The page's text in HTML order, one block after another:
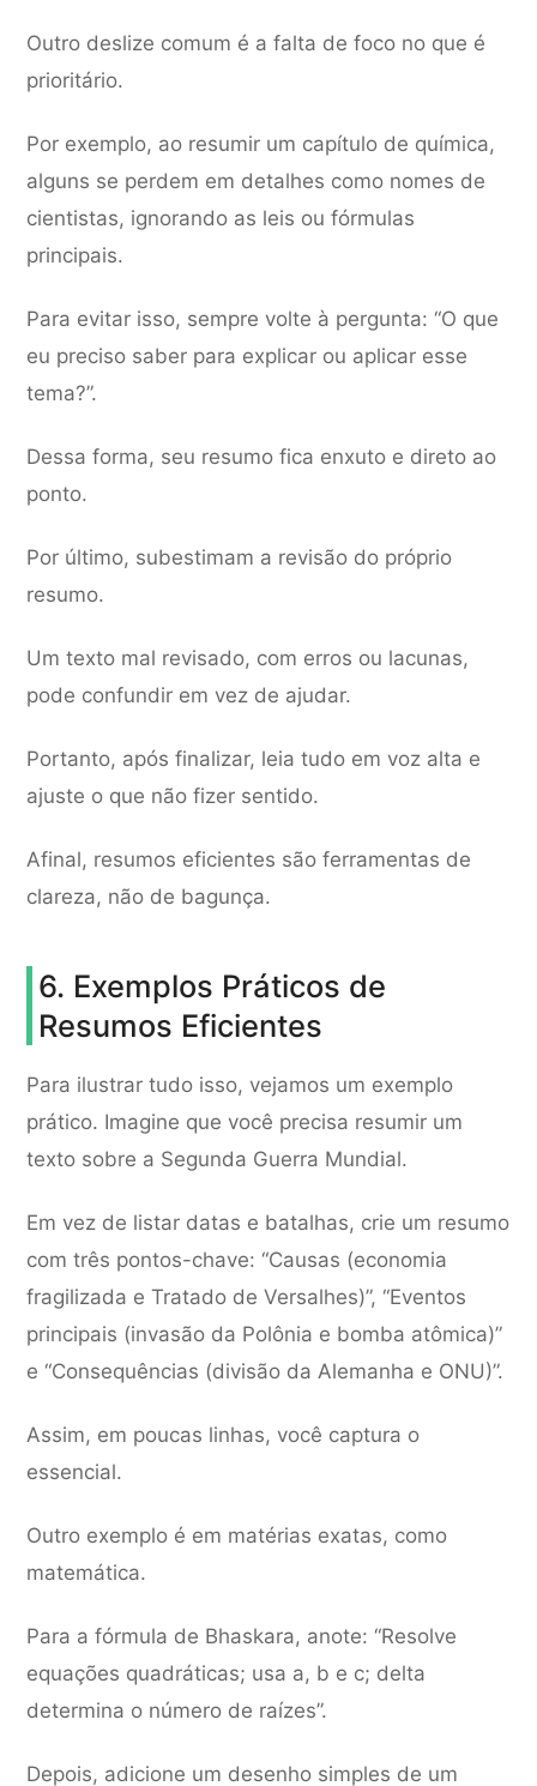
Outro deslize comum é a falta de foco no que é
prioritário.
Por exemplo, ao resumir um capítulo de química,
alguns se perdem em detalhes como nomes de
cientistas, ignorando as leis ou fórmulas
principais.
Para evitar isso, sempre volte à pergunta: “O que
eu preciso saber para explicar ou aplicar esse
tema?”.
Dessa forma, seu resumo fica enxuto e direto ao
ponto.
Por último, subestimam a revisão do próprio
resumo.
Um texto mal revisado, com erros ou lacunas,
pode confundir em vez de ajudar.
Portanto, após finalizar, leia tudo em voz alta e
ajuste o que não fizer sentido.
Afinal, resumos eficientes são ferramentas de
clareza, não de bagunça.
6. Exemplos Práticos de
Resumos Eficientes
Para ilustrar tudo isso, vejamos um exemplo
prático. Imagine que você precisa resumir um
texto sobre a Segunda Guerra Mundial.
Em vez de listar datas e batalhas, crie um resumo
com três pontos-chave: “Causas (economia
fragilizada e Tratado de Versalhes)”, “Eventos
principais (invasão da Polônia e bomba atômica)”
e “Consequências (divisão da Alemanha e ONU)”.
Assim, em poucas linhas, você captura o
essencial.
Outro exemplo é em matérias exatas, como
matemática.
Para a fórmula de Bhaskara, anote: “Resolve
equações quadráticas; usa a, b e c; delta
determina o número de raízes”.
Depois, adicione um desenho simples de um